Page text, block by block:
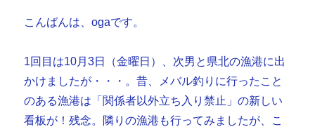
こんばんは、ogaです。
1回目は10月3日（金曜日）、次男と県北の漁港に出
かけましたが・・・。昔、メバル釣りに行ったこと
のある漁港は「関係者以外立ち入り禁止」の新しい
看板が！残念。隣りの漁港も行ってみましたが、こ